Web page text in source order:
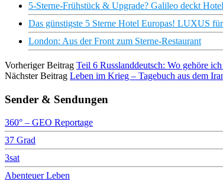
5-Sterne-Frühstück & Upgrade? Galileo deckt
Das günstigste 5 Sterne Hotel Europas! LUXUS
London: Aus der Front zum Sterne-Restaurant
Vorheriger Beitrag Teil 6 Russlanddeutsch: Wo gehöre
Nächster Beitrag Leben im Krieg – Tagebuch aus dem
Sender & Sendungen
360° – GEO Reportage
37 Grad
3sat
Abenteuer Leben